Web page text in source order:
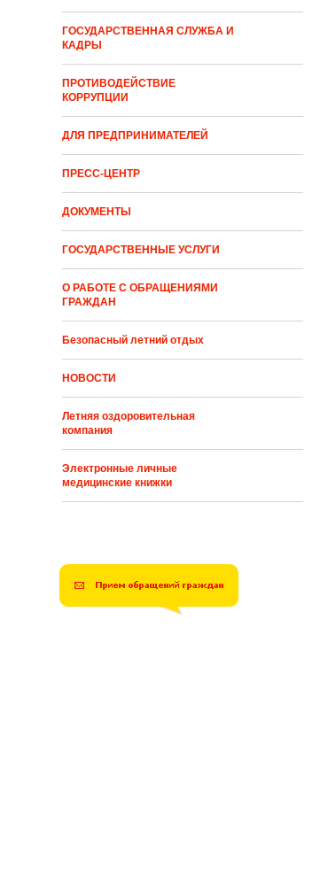
ГОСУДАРСТВЕННАЯ СЛУЖБА И
КАДРЫ
ПРОТИВОДЕЙСТВИЕ
КОРРУПЦИИ
ДЛЯ ПРЕДПРИНИМАТЕЛЕЙ
ПРЕСС-ЦЕНТР
ДОКУМЕНТЫ
ГОСУДАРСТВЕННЫЕ УСЛУГИ
О РАБОТЕ С ОБРАЩЕНИЯМИ
ГРАЖДАН
Безопасный летний отдых
НОВОСТИ
Летняя оздоровительная
компания
Электронные личные
медицинские книжки